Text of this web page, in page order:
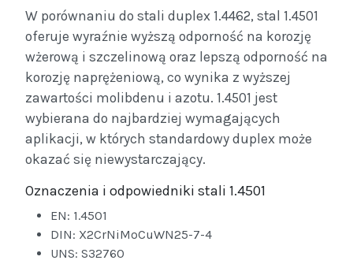
W porównaniu do stali duplex 1.4462, stal 1.4501
oferuje wyraźnie wyższą odporność na korozję
wżerową i szczelinową oraz lepszą odporność na
korozję naprężeniową, co wynika z wyższej
zawartości molibdenu i azotu. 1.4501 jest
wybierana do najbardziej wymagających
aplikacji, w których standardowy duplex może
okazać się niewystarczający.
Oznaczenia i odpowiedniki stali 1.4501
EN: 1.4501
DIN: X2CrNiMoCuWN25-7-4
UNS: S32760